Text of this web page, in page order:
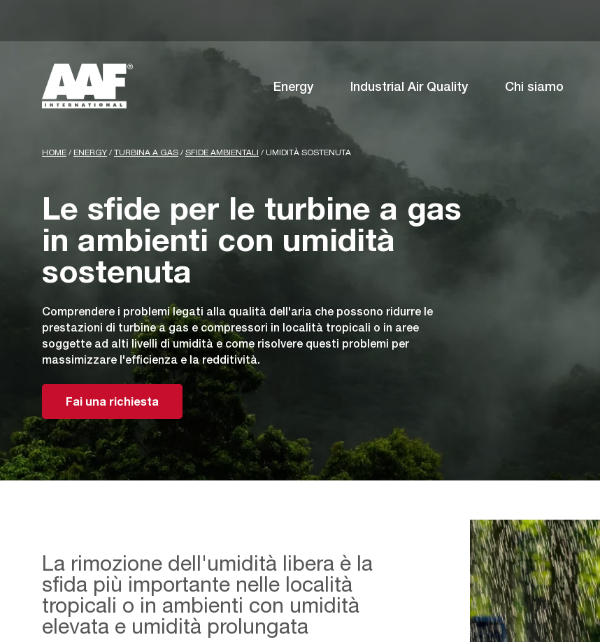
Energy Industrial Air Quality Chi siamo
HOME / ENERGY / TURBINA A GAS / SFIDE AMBIENTALI / UMIDITÀ SOSTENUTA
Le sfide per le turbine a gas
in ambienti con umidità
sostenuta
Comprendere i problemi legati alla qualità dell'aria che possono ridurre le
prestazioni di turbine a gas e compressori in località tropicali o in aree
soggette ad alti livelli di umidità e come risolvere questi problemi per
massimizzare l'efficienza e la redditività.
Fai una richiesta
La rimozione dell'umidità libera è la
sfida più importante nelle località
tropicali o in ambienti con umidità
elevata e umidità prolungata